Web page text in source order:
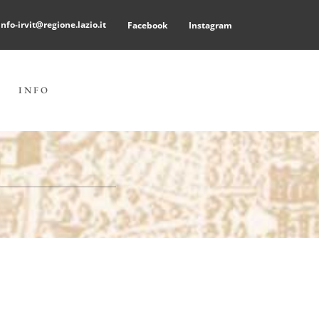
irvit@regione.lazio.it Facebook Instagram
INFO